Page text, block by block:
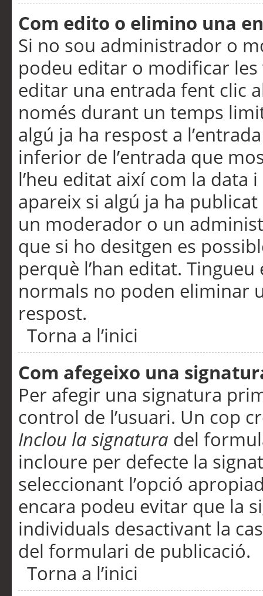
Com edito o elimino una
Si no sou administrador o
podeu editar o modificar
editar una entrada fent clic
només durant un temps
algú ja ha respost a
inferior de l’entrada que
l’heu editat així com la data
apareix si algú ja ha
un moderador o un
que si ho desitgen es
perquè l’han editat.
normals no poden eliminar
respost.
Torna a l’inici
Com afegeixo una
Per afegir una signatura
control de l’usuari. Un cop
Inclou la signatura del
incloure per defecte la
seleccionant l’opció
encara podeu evitar que la
individuals desactivant la
del formulari de publicació.
Torna a l’inici